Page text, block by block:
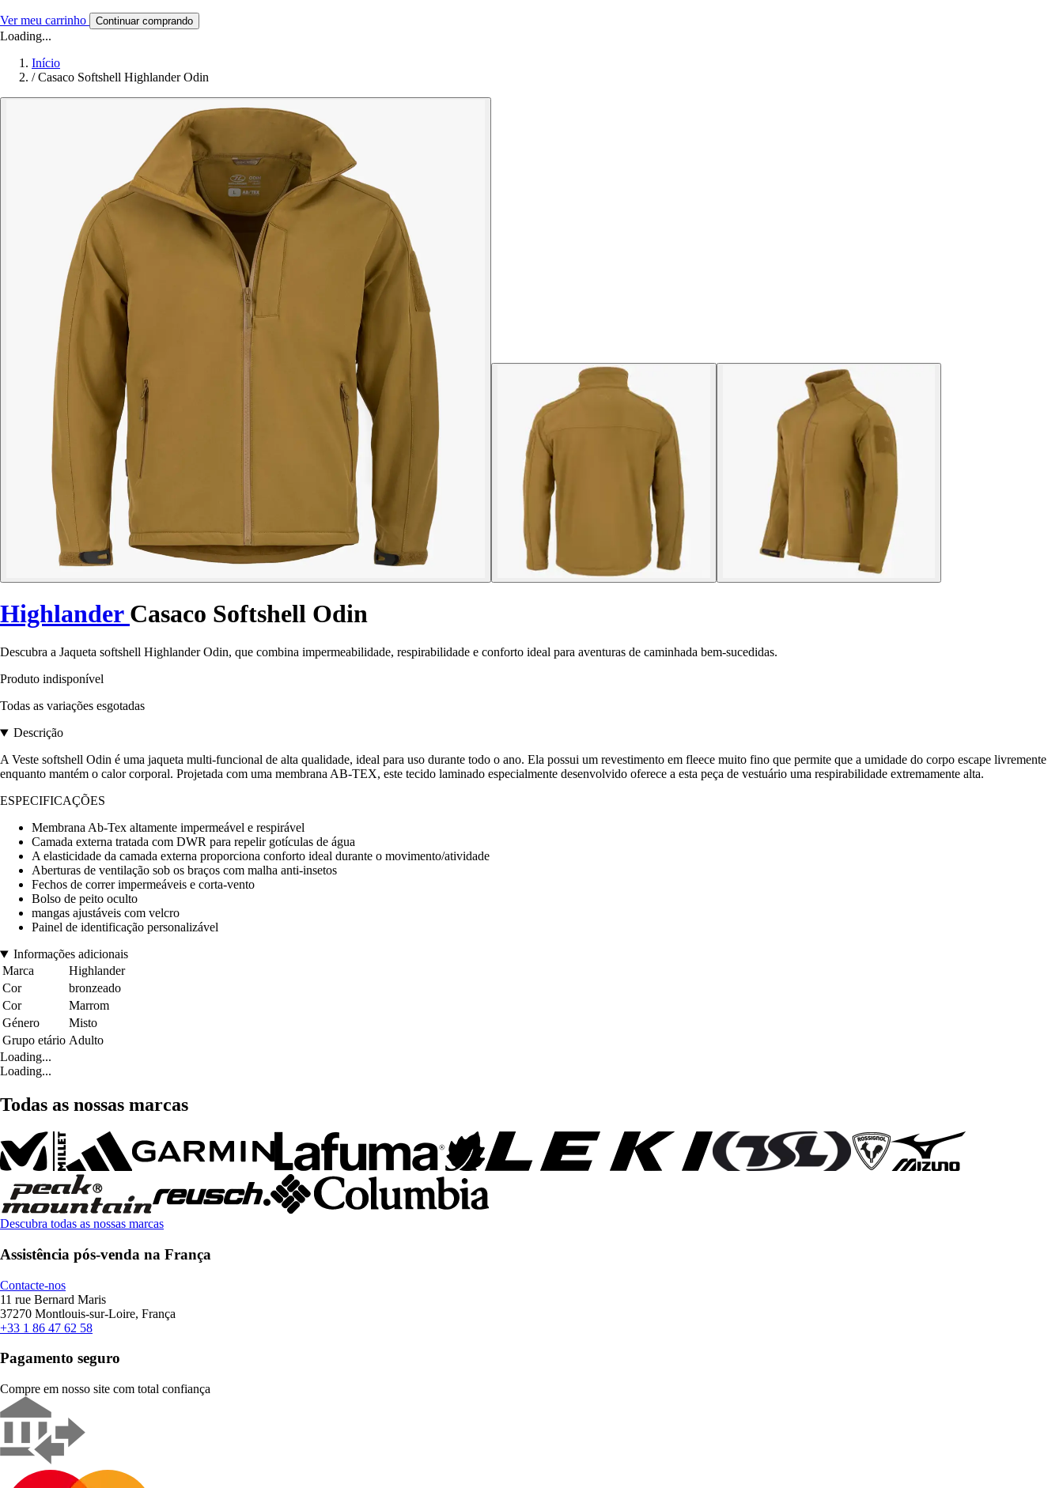
Ver meu carrinho Continuar comprando
Loading...
Início
/ Casaco Softshell Highlander Odin
Highlander Casaco Softshell Odin
Descubra a Jaqueta softshell Highlander Odin, que combina impermeabilidade, respirabilidade e conforto ideal para aventuras de caminhada bem-sucedidas.
Produto indisponível
Todas as variações esgotadas
Descrição
A Veste softshell Odin é uma jaqueta multi-funcional de alta qualidade, ideal para uso durante todo o ano. Ela possui um revestimento em fleece muito fino que permite que a umidade do corpo escape livremente
enquanto mantém o calor corporal. Projetada com uma membrana AB-TEX, este tecido laminado especialmente desenvolvido oferece a esta peça de vestuário uma respirabilidade extremamente alta.
ESPECIFICAÇÕES
Membrana Ab-Tex altamente impermeável e respirável
Camada externa tratada com DWR para repelir gotículas de água
A elasticidade da camada externa proporciona conforto ideal durante o movimento/atividade
Aberturas de ventilação sob os braços com malha anti-insetos
Fechos de correr impermeáveis e corta-vento
Bolso de peito oculto
mangas ajustáveis com velcro
Painel de identificação personalizável
Informações adicionais
Marca
Highlander
Cor
bronzeado
Cor
Marrom
Género
Misto
Grupo etário Adulto
Loading...
Loading...
Todas as nossas marcas
Descubra todas as nossas marcas
Assistência pós-venda na França
Contacte-nos
11 rue Bernard Maris
37270 Montlouis-sur-Loire, França
+33 1 86 47 62 58
Pagamento seguro
Compre em nosso site com total confiança